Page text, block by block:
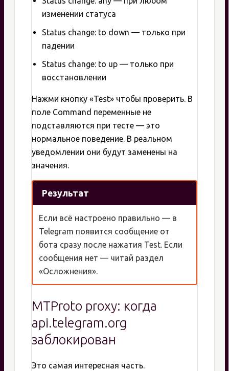
изменении статуса
Status change: to down — только при
падении
Status change: to up — только при
восстановлении
Нажми кнопку «Test» чтобы проверить. В
поле Command переменные не
подставляются при тесте — это
нормальное поведение. В реальном
уведомлении они будут заменены на
значения.
Результат
Если всё настроено правильно — в
Telegram появится сообщение от
бота сразу после нажатия Test. Если
сообщения нет — читай раздел
«Осложнения».
MTProto proxy: когда
api.telegram.org
заблокирован
Это самая интересная часть.